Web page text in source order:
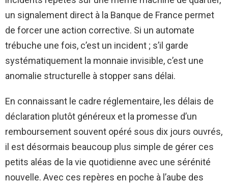
un signalement direct à la Banque de France permet
de forcer une action corrective. Si un automate
trébuche une fois, c’est un incident ; s’il garde
systématiquement la monnaie invisible, c’est une
anomalie structurelle à stopper sans délai.
En connaissant le cadre réglementaire, les délais de
déclaration plutôt généreux et la promesse d’un
remboursement souvent opéré sous dix jours ouvrés,
il est désormais beaucoup plus simple de gérer ces
petits aléas de la vie quotidienne avec une sérénité
nouvelle. Avec ces repères en poche à l’aube des